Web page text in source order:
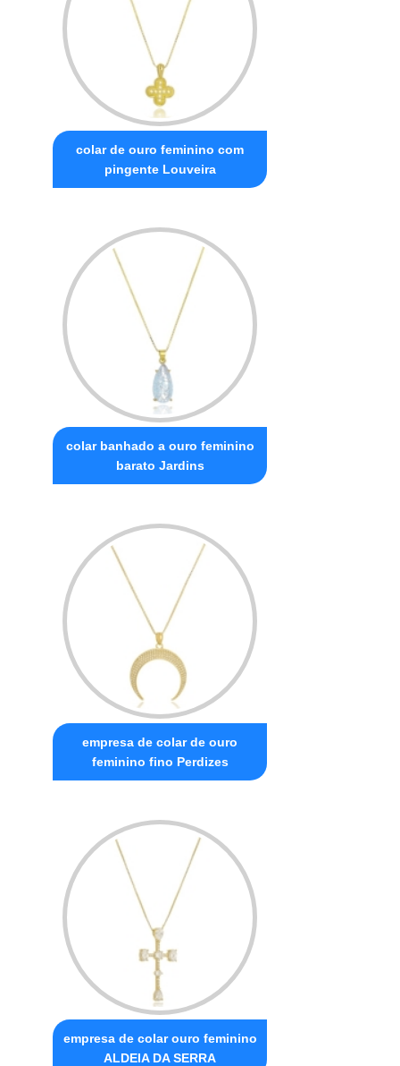
colar de ouro feminino com
pingente Louveira
colar banhado a ouro feminino
barato Jardins
empresa de colar de ouro
feminino fino Perdizes
empresa de colar ouro feminino
ALDEIA DA SERRA